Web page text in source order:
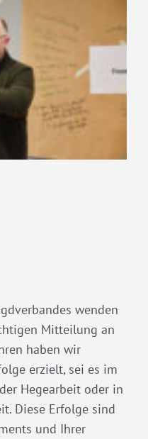
wenden
Mitteilung an
haben wir
erzielt, sei es im
Hegearbeit oder in
Diese Erfolge sind
und Ihrer